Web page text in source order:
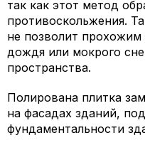
так как этот метод
противоскольжения.
не позволит прохожим
дождя или мокрого
пространства.
Полирована плитка
на фасадах зданий,
фундаментальности